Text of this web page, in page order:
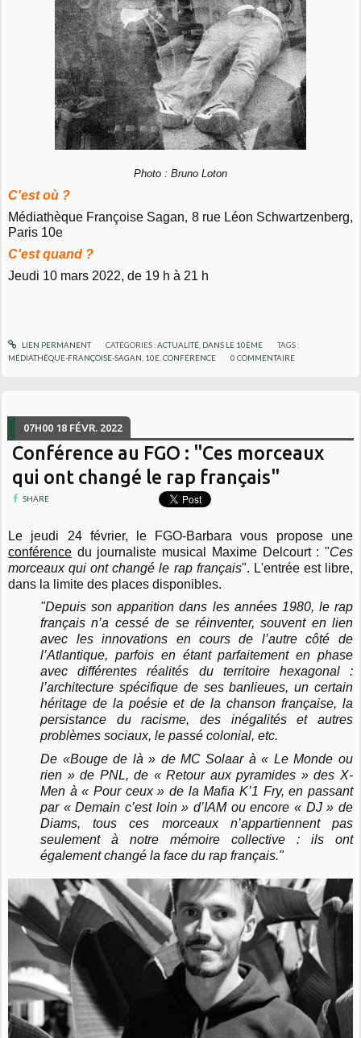
Photo : Bruno Loton
C'est où ?
Médiathèque Françoise Sagan, 8 rue Léon Schwartzenberg,
Paris 10e
C'est quand ?
Jeudi 10 mars 2022, de 19 h à 21 h
LIEN PERMANENT CATÉGORIES :ACTUALITÉ, DANS LE 10ÈME
TAGS :
MÉDIATHÈQUE-FRANÇOISE-SAGAN 10E ,CONFÉRENCE 0 COMMENTAIRE
07H00 18 FÉVR. 2022
Conférence au FGO : "Ces morceaux
qui ont changé le rap français"
SHARE
Le jeudi 24 février, le FGO-Barbara vous propose une
conférence du journaliste musical Maxime Delcourt : "Ces
morceaux qui ont changé le rap français". L'entrée est libre,
dans la limite des places disponibles.
"Depuis son apparition dans les années 1980, le rap
français n’a cessé de se réinventer, souvent en lien
avec les innovations en cours de l’autre côté de
l’Atlantique, parfois en étant parfaitement en phase
avec différentes réalités du territoire hexagonal :
l’architecture spécifique de ses banlieues, un certain
héritage de la poésie et de la chanson française, la
persistance du racisme, des inégalités et autres
problèmes sociaux, le passé colonial, etc.
De «Bouge de là » de MC Solaar à « Le Monde ou
rien » de PNL, de « Retour aux pyramides » des X-
Men à « Pour ceux » de la Mafia K’1 Fry, en passant
par « Demain c’est loin » d’IAM ou encore « DJ » de
Diams, tous ces morceaux n’appartiennent pas
seulement à notre mémoire collective : ils ont
également changé la face du rap français."